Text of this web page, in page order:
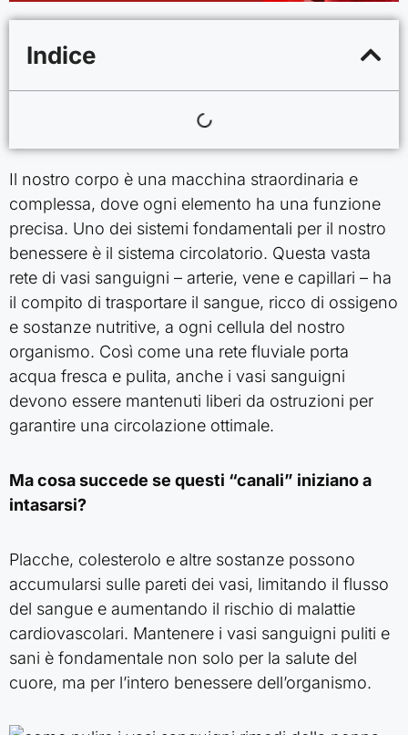
Indice
Il nostro corpo è una macchina straordinaria e
complessa, dove ogni elemento ha una funzione
precisa. Uno dei sistemi fondamentali per il nostro
benessere è il sistema circolatorio. Questa vasta
rete di vasi sanguigni – arterie, vene e capillari – ha
il compito di trasportare il sangue, ricco di ossigeno
e sostanze nutritive, a ogni cellula del nostro
organismo. Così come una rete fluviale porta
acqua fresca e pulita, anche i vasi sanguigni
devono essere mantenuti liberi da ostruzioni per
garantire una circolazione ottimale.
Ma cosa succede se questi “canali” iniziano a
intasarsi?
Placche, colesterolo e altre sostanze possono
accumularsi sulle pareti dei vasi, limitando il flusso
del sangue e aumentando il rischio di malattie
cardiovascolari. Mantenere i vasi sanguigni puliti e
sani è fondamentale non solo per la salute del
cuore, ma per l’intero benessere dell’organismo.